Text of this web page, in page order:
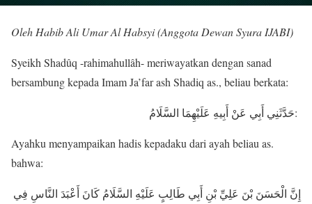
Oleh Habib Ali Umar Al Habsyi (Anggota Dewan Syura IJABI)
Syeikh Shadûq -rahimahullâh- meriwayatkan dengan sanad
bersambung kepada Imam Ja’far ash Shadiq as., beliau berkata:
حَدَّثَنِي أَبِي عَنْ أَبِيهِ عَلَيْهِمَا السَّلَامُ:
Ayahku menyampaikan hadis kepadaku dari ayah beliau as.
bahwa:
إِنَّ الْحَسَنَ بْنَ عَلِيِّ بْنِ أَبِي طَالِبٍ عَلَيْهِ السَّلَامُ كَانَ أَعْبَدَ النَّاسِ فِي